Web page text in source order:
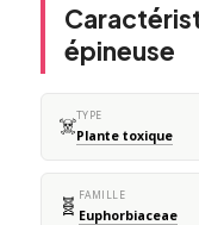
épineuse
☠️TYPE
Plante toxique
🧬 FAMILLE
Euphorbiaceae